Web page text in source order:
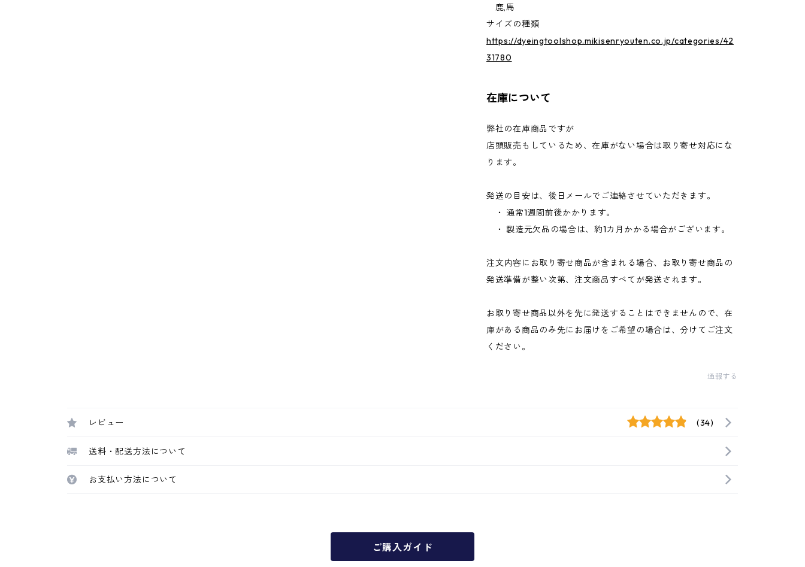
鹿,馬
サイズの種類
https://dyeingtoolshop.mikisenryouten.co.jp/categories/42
31780
在庫について
弊社の在庫商品ですが
店頭販売もしているため、在庫がない場合は取り寄せ対応にな
ります。
発送の目安は、後日メールでご連絡させていただきます。
・ 通常1週間前後かかります。
・ 製造元欠品の場合は、約1カ月かかる場合がございます。
注文内容にお取り寄せ商品が含まれる場合、お取り寄せ商品の
発送準備が整い次第、注文商品すべてが発送されます。
お取り寄せ商品以外を先に発送することはできませんので、在
庫がある商品のみ先にお届けをご希望の場合は、分けてご注文
ください。
通報する
レビュー (34)
送料・配送方法について
お支払い方法について
ご購入ガイド